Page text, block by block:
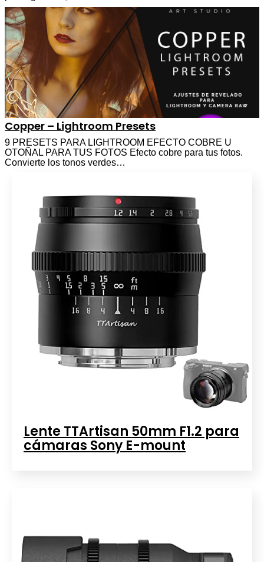
Copper – Lightroom Presets
9 PRESETS PARA LIGHTROOM EFECTO COBRE U
OTOÑAL PARA TUS FOTOS Efecto cobre para tus fotos.
Convierte los tonos verdes…
Lente TTArtisan 50mm F1.2 para
cámaras Sony E-mount